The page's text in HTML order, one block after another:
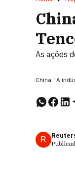
As ações
China: "A
R